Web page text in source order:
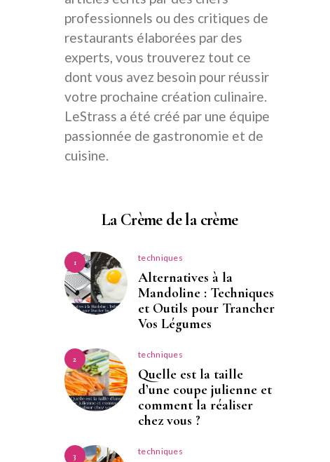
professionnels ou des critiques de
restaurants élaborées par des
experts, vous trouverez tout ce
dont vous avez besoin pour réussir
votre prochaine création culinaire.
LeStrass a été créé par une équipe
passionnée de gastronomie et de
cuisine.
La Crème de la crème
1 techniques
Alternatives à la
Mandoline : Techniques
et Outils pour Trancher
Vos Légumes
2 techniques
Quelle est la taille
d’une coupe julienne et
comment la réaliser
chez vous ?
3 techniques